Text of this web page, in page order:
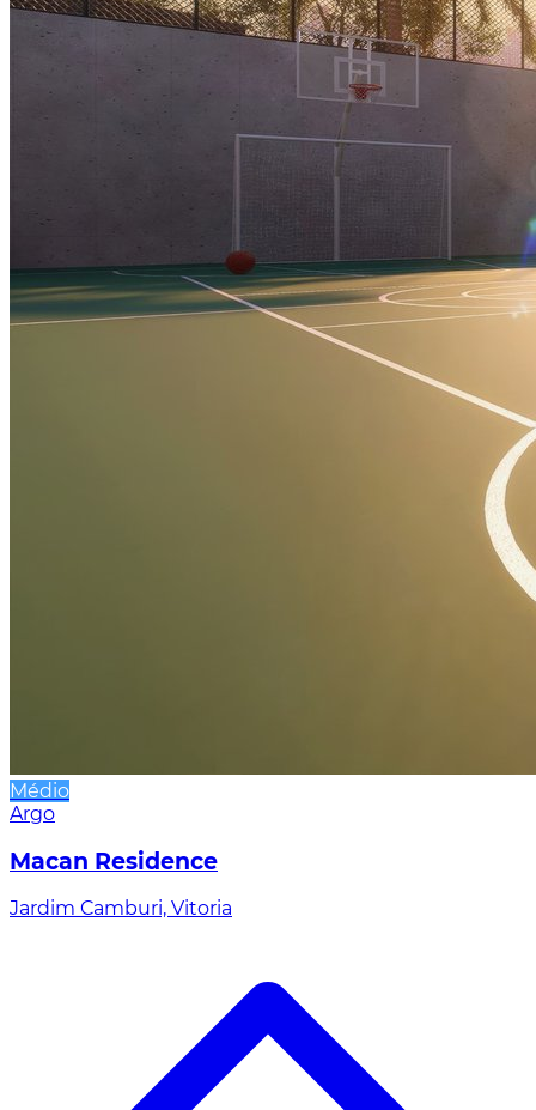
Médio
Argo
Macan Residence
Jardim Camburi, Vitoria